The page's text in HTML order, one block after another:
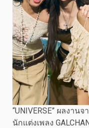
“UNIVERSE” ผลงาน
นักแต่งเพลง